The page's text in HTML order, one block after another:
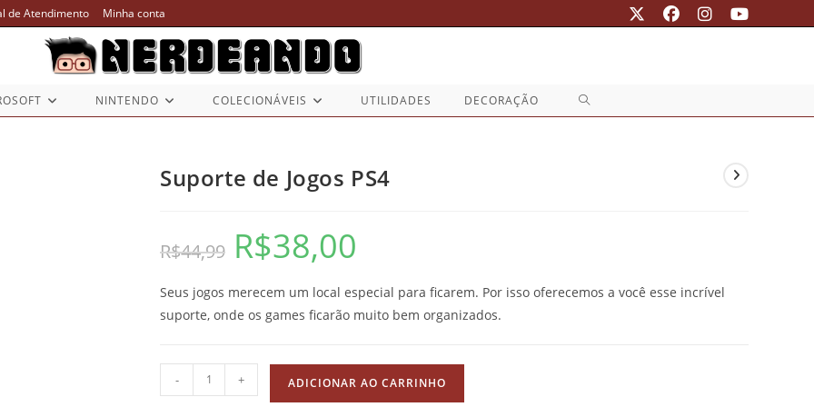
de Atendimento Minha conta
NINTENDO COLECIONÁVEIS UTILIDADES DECORAÇÃO
ALTERNAR
Suporte de Jogos PS4
R$44,99
O
preço
original
R$38,00
R$38,00.
Seus jogos merecem um local especial para ficarem. Por isso oferecemos a você esse incrível
suporte, onde os games ficarão muito bem organizados.
de
- + ADICIONAR AO CARRINHO